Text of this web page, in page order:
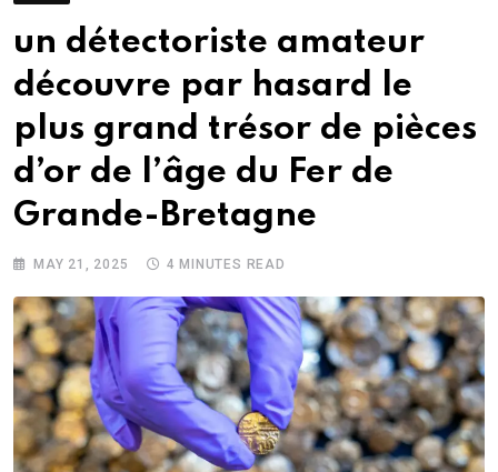
un détectoriste amateur
découvre par hasard le
plus grand trésor de pièces
d’or de l’âge du Fer de
Grande-Bretagne
MAY 21, 2025 4 MINUTES READ